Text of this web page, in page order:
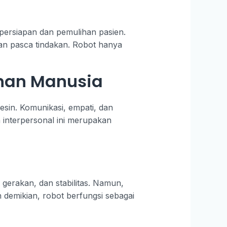
dan pemulihan pasien.
pasca tindakan. Robot hanya
Manusia
Komunikasi, empati, dan
ini merupakan
dan stabilitas. Namun,
robot berfungsi sebagai